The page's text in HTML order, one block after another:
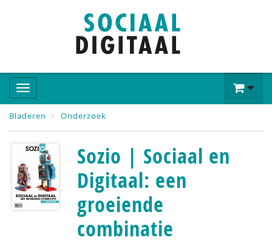
Bladeren Onderzoek
Sozio | Sociaal en
Digitaal: een
groeiende
combinatie